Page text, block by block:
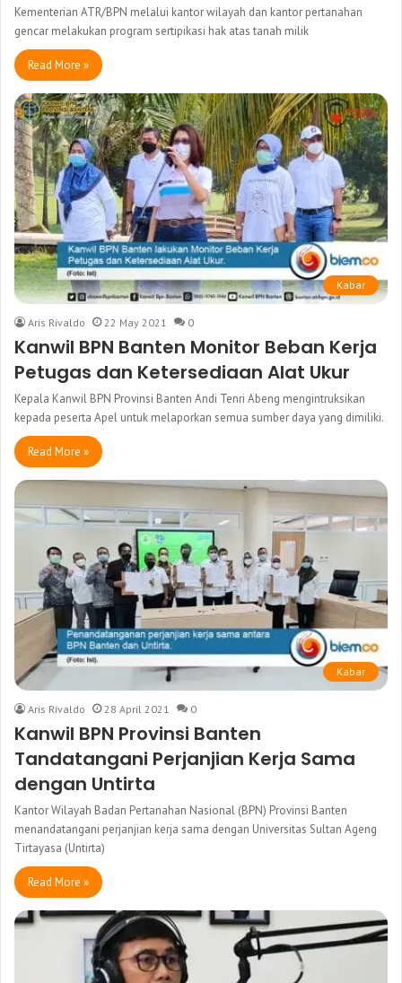
Kementerian ATR/BPN melalui kantor wilayah dan kantor pertanahan
gencar melakukan program sertipikasi hak atas tanah milik
Read More »
Kabar
Aris Rivaldo 22 May 2021 0
Kanwil BPN Banten Monitor Beban Kerja
Petugas dan Ketersediaan Alat Ukur
Kepala Kanwil BPN Provinsi Banten Andi Tenri Abeng mengintruksikan
kepada peserta Apel untuk melaporkan semua sumber daya yang dimiliki.
Read More »
Kabar
Aris Rivaldo 28 April 2021 0
Kanwil BPN Provinsi Banten
Tandatangani Perjanjian Kerja Sama
dengan Untirta
Kantor Wilayah Badan Pertanahan Nasional (BPN) Provinsi Banten
menandatangani perjanjian kerja sama dengan Universitas Sultan Ageng
Tirtayasa (Untirta)
Read More »